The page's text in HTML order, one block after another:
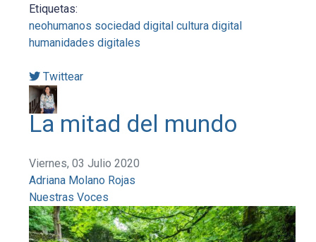
Etiquetas:
neohumanos sociedad digital cultura digital
humanidades digitales
Twittear
La mitad del mundo
Viernes, 03 Julio 2020
Adriana Molano Rojas
Nuestras Voces